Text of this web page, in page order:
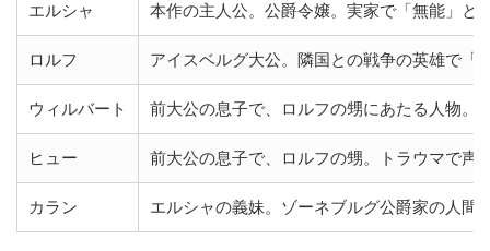
エルシャ 本作の主人公。公爵令嬢。実家で「無能」と
ロルフ アイスベルグ大公。隣国との戦争の英雄で「
ウィルバート 前大公の息子で、ロルフの甥にあたる人物。
ヒュー 前大公の息子で、ロルフの甥。トラウマで声
カラン エルシャの義妹。ゾーネブルグ公爵家の人間